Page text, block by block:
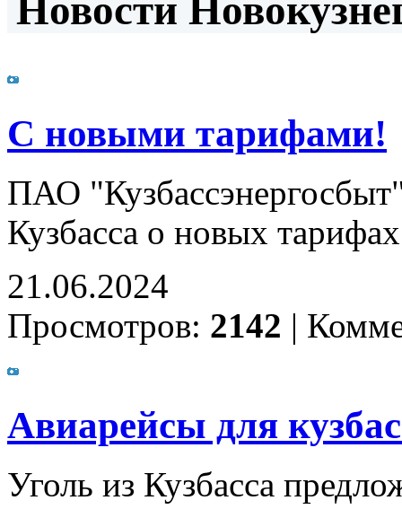
Новости
С новыми тарифами!
ПАО
Кузбасса о новых
21.06.2024
Просмотров: 2142 |
Авиарейсы для
Уголь из Кузбасса